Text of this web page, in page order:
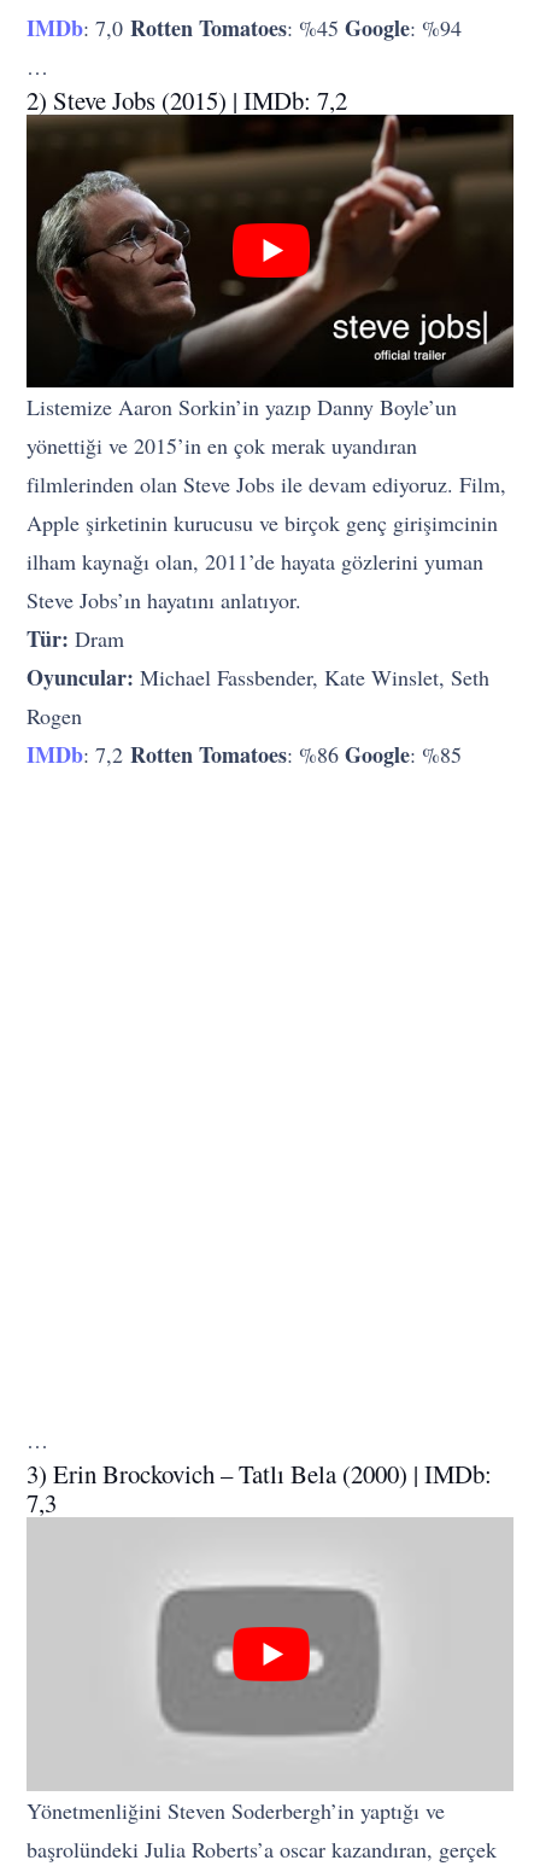
IMDb: 7,0Rotten Tomatoes: %45Google: %94
…
2) Steve Jobs (2015) | IMDb: 7,2
Listemize Aaron Sorkin’in yazıp Danny Boyle’un
yönettiği ve 2015’in en çok merak uyandıran
filmlerinden olan Steve Jobs ile devam ediyoruz. Film,
Apple şirketinin kurucusu ve birçok genç girişimcinin
ilham kaynağı olan, 2011’de hayata gözlerini yuman
Steve Jobs’ın hayatını anlatıyor.
Tür: Dram
Oyuncular: Michael Fassbender, Kate Winslet, Seth
Rogen
IMDb: 7,2Rotten Tomatoes: %86Google: %85
…
3) Erin Brockovich – Tatlı Bela (2000) | IMDb:
7,3
Yönetmenliğini Steven Soderbergh’in yaptığı ve
başrolündeki Julia Roberts’a oscar kazandıran, gerçek